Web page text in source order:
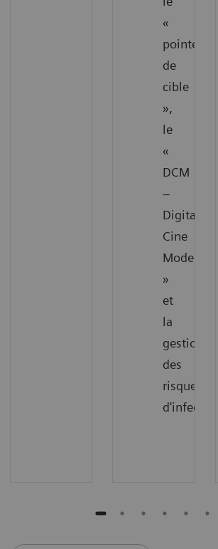
«
pointeur
de
cible
»,
le
«
DCM
–
Digital
Cine
Mode
»
et
la
gestion
des
risques
d'infection.